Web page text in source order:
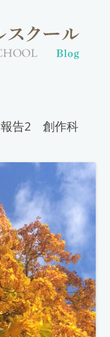
報告2 創作科